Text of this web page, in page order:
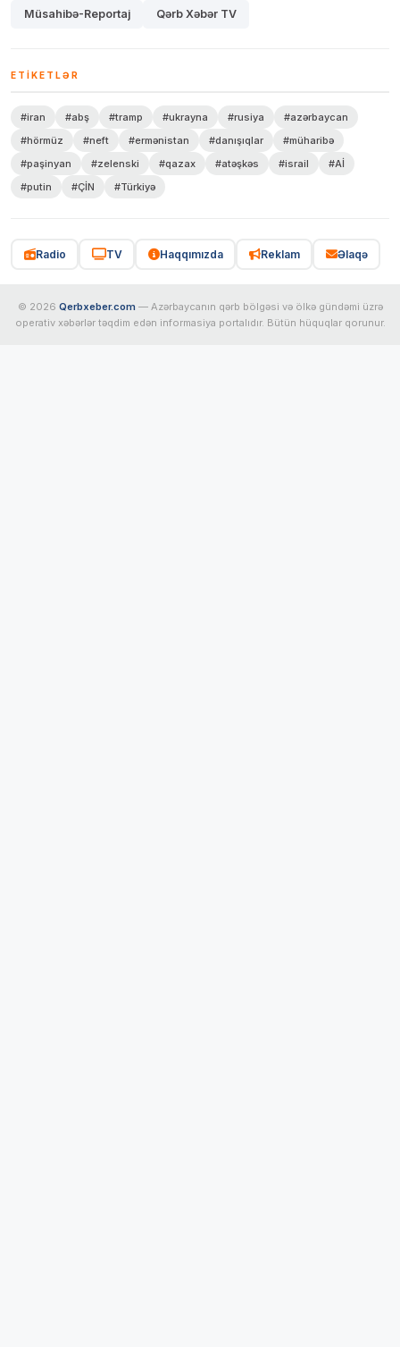
Müsahibə-Reportaj Qərb Xəbər TV
ETIKETLƏR
#iran #abş #tramp #ukrayna #rusiya
#azərbaycan
#hörmüz
#neft #ermənistan #danışıqlar
#müharibə
#paşinyan
#zelenski #qazax #atəşkəs #israil
#Aİ
#putin
#ÇİN #Türkiyə
Radio TV Haqqımızda Reklam Əlaqə
© 2026 Qerbxeber.com — Azərbaycanın qərb bölgəsi və ölkə gündəmi üzrə
operativ xəbərlər təqdim edən informasiya portalıdır. Bütün hüquqlar qorunur.